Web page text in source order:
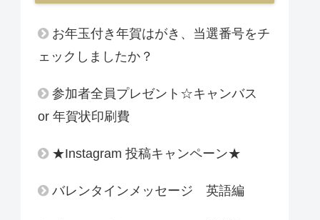
お年玉付き年賀はがき、当選番号をチ
ェックしましたか？
参加者全員プレゼント☆キャンバス
or 年賀状印刷費
★Instagram 投稿キャンペーン★
バレンタインメッセージ 英語編